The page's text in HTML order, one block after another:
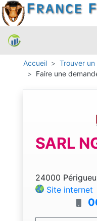
Accueil Trouver un
Faire une
SARL
24000
Site internet